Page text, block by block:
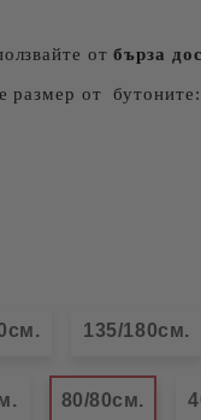
отбърза
размер от бутоните:
135/180см.
80/80см.